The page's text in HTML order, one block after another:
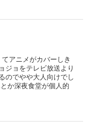
アニメがカバーしき
ジョをテレビ放送より
のでやや大人向けでし
か深夜食堂が個人的